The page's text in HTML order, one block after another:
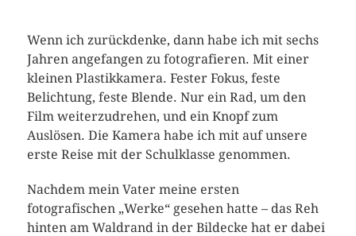
Wenn ich zurückdenke, dann habe ich mit sechs
Jahren angefangen zu fotografieren. Mit einer
kleinen Plastikkamera. Fester Fokus, feste
Belichtung, feste Blende. Nur ein Rad, um den
Film weiterzudrehen, und ein Knopf zum
Auslösen. Die Kamera habe ich mit auf unsere
erste Reise mit der Schulklasse genommen.
Nachdem mein Vater meine ersten
fotografischen „Werke“ gesehen hatte – das Reh
hinten am Waldrand in der Bildecke hat er dabei